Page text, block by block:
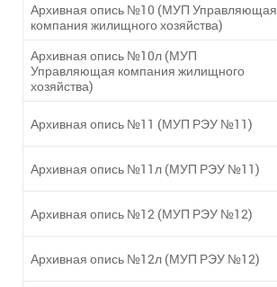
Архивная опись №10 (МУП Управляющая
компания жилищного хозяйства)
Архивная опись №10л (МУП
Управляющая компания жилищного
хозяйства)
Архивная опись №11 (МУП РЭУ №11)
Архивная опись №11л (МУП РЭУ №11)
Архивная опись №12 (МУП РЭУ №12)
Архивная опись №12л (МУП РЭУ №12)